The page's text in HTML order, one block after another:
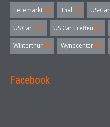
Teilemarkt (4) Thal (3) US-Car
US Car (57) US Car Treffen (6)
Winterthur (3) Wynecenter (3)
Facebook